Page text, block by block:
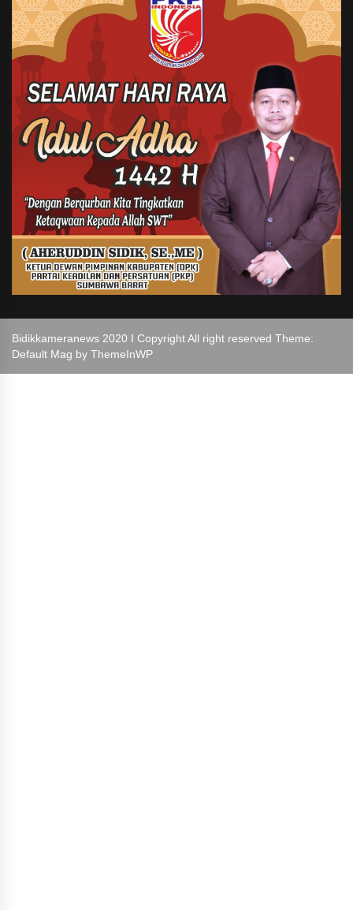
Bidikkameranews 2020 I Copyright All right reserved Theme:
Default Mag by ThemeInWP